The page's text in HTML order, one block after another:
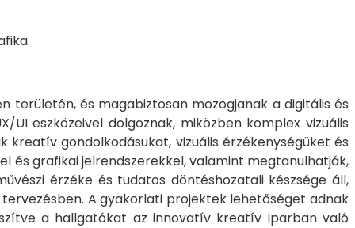
területén, és magabiztosan mozogjanak a digitális és
eszközeivel dolgoznak, miközben komplex vizuális
gondolkodásukat, vizuális érzékenységüket és
és grafikai jelrendszerekkel, valamint megtanulhatják,
érzéke és tudatos döntéshozatali készsége áll,
A gyakorlati projektek lehetőséget adnak
a hallgatókat az innovatív kreatív iparban való